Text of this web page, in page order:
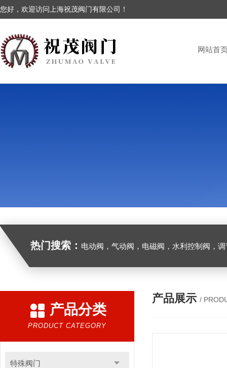
您好，欢迎访问上海祝茂阀门有限公司！
网站首
热门搜索： 电动阀，气动阀，电磁阀，水利控制阀，调节
产品分类
PRODUCT CATEGORY
特殊阀门
产品展示 /